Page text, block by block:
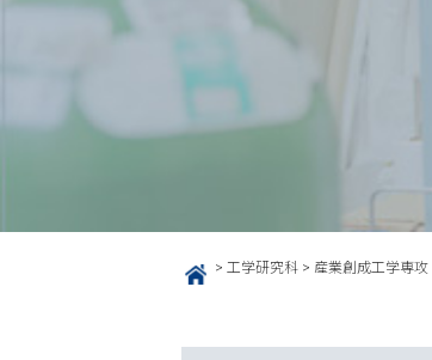
HOME > 工学研究科 > 産業創成工学専攻